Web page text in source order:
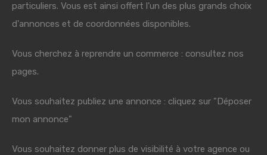
particuliers. Vous est ainsi offert l'un des plus grands choix
d'annonces et de coordonnées disponibles.
Vous cherchez à reprendre un commerce : consultez nos
pages.
Vous souhaitez publiez une annonce : cliquez sur "Déposer
mon annonce"
Vous souhaitez donner plus de visibilité à votre agence ou